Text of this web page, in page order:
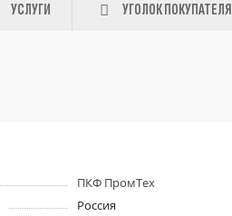
УСЛУГИ УГОЛОК ПОКУПАТЕЛЯ
ПКФ ПромТех
Россия